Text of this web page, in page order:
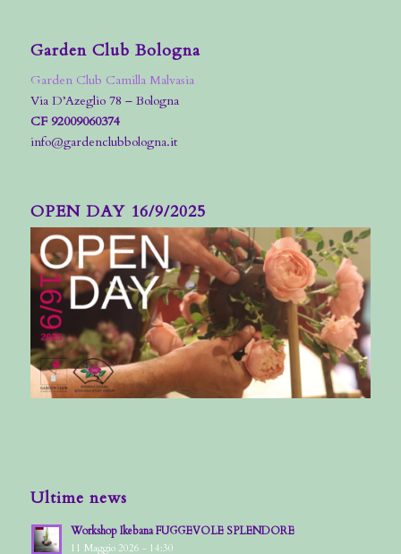
Garden Club Bologna
Garden Club Camilla Malvasia
Via D’Azeglio 78 – Bologna
CF 92009060374
info@gardenclubbologna.it
OPEN DAY 16/9/2025
Ultime news
Workshop Ikebana FUGGEVOLE SPLENDORE
11 Maggio 2026 - 14:30